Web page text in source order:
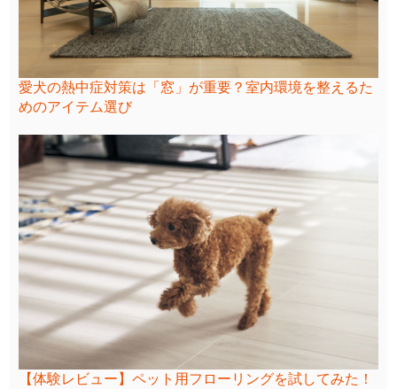
愛犬の熱中症対策は「窓」が重要？室内環境を整えるた
めのアイテム選び
【体験レビュー】ペット用フローリングを試してみた！